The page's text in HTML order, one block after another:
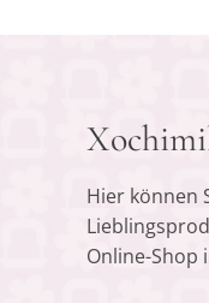
Hier können
Online-Shop